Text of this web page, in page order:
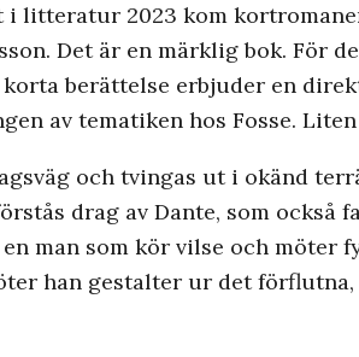
i litteratur 2023 kom
Det är en märklig bok. För
berättelse erbjuder en
av tematiken hos Fosse.
och tvingas ut i okänd
drag av Dante, som också
en man som kör vilse och möter
han gestalter ur det